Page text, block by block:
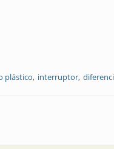
plástico interruptor